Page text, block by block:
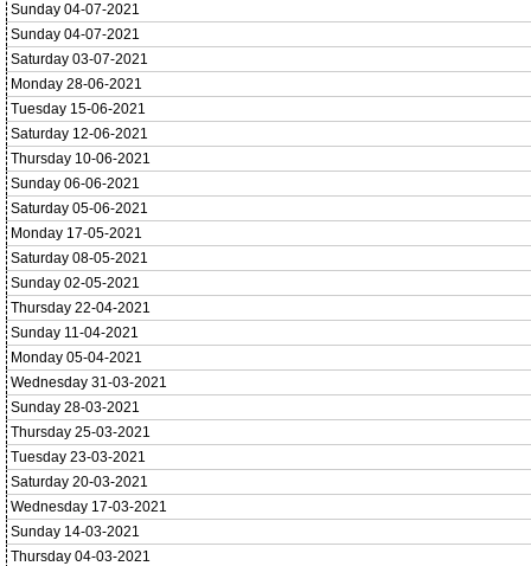
Sunday 04-07-2021
Sunday 04-07-2021
Saturday 03-07-2021
Monday 28-06-2021
Tuesday 15-06-2021
Saturday 12-06-2021
Thursday 10-06-2021
Sunday 06-06-2021
Saturday 05-06-2021
Monday 17-05-2021
Saturday 08-05-2021
Sunday 02-05-2021
Thursday 22-04-2021
Sunday 11-04-2021
Monday 05-04-2021
Wednesday 31-03-2021
Sunday 28-03-2021
Thursday 25-03-2021
Tuesday 23-03-2021
Saturday 20-03-2021
Wednesday 17-03-2021
Sunday 14-03-2021
Thursday 04-03-2021